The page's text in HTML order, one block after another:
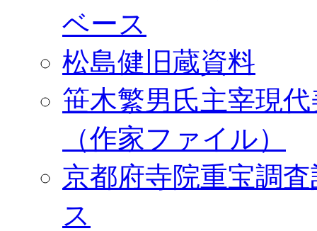
ベース
松島健旧蔵資料
笹木繁男氏主宰現
（作家ファイル）
京都府寺院重宝調
ス